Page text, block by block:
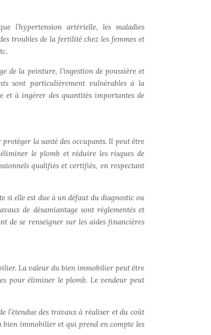
l’hypertension artérielle, les maladies
troubles de la fertilité chez les femmes et
de la peinture, l’ingestion de poussière et
sont particulièrement vulnérables à la
et à ingérer des quantités importantes de
la santé des occupants. Il peut être
le plomb et réduire les risques de
qualifiés et certifiés, en respectant
si elle est due à un défaut du diagnostic ou
de désamiantage sont réglementés et
de se renseigner sur les aides financières
La valeur du bien immobilier peut être
pour éliminer le plomb. Le vendeur peut
l’étendue des travaux à réaliser et du coût
immobilier et qui prend en compte les